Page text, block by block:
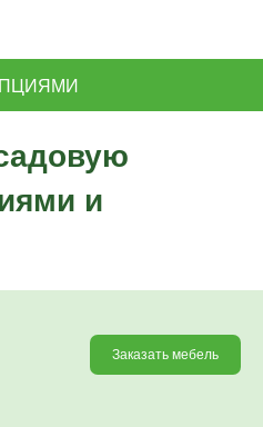
и
Заказать мебель